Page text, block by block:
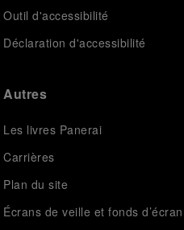
Outil d'accessibilité
Déclaration d'accessibilité
Autres
Les livres Panerai
Carrières
Plan du site
Écrans de veille et fonds d’écran